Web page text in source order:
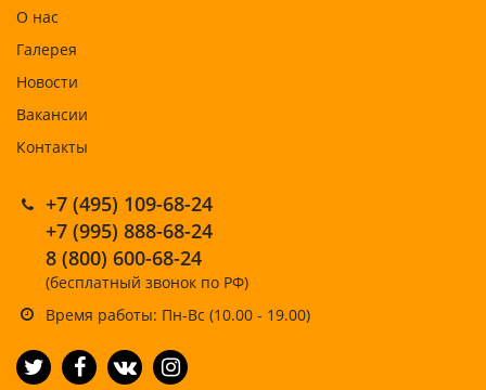
О нас
Галерея
Новости
Вакансии
Контакты
+7 (495) 109-68-24
+7 (995) 888-68-24
8 (800) 600-68-24
(бесплатный звонок по РФ)
Время работы: Пн-Вс (10.00 - 19.00)